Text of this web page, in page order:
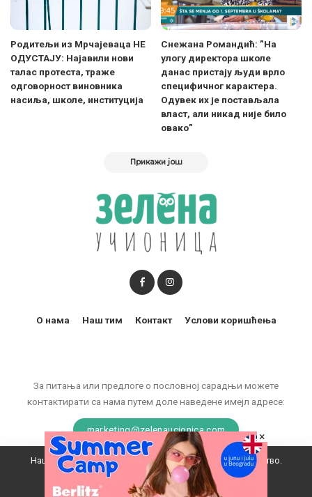
Родитељи из Мрчајеваца НЕ
ОДУСТАЈУ: Најавили нови
талас протеста, траже
одговорност виновника
насиља, школе, институција
Снежана Романдић: ”На
улогу директора школе
данас пристају људи врло
специфичног карактера.
Одувек их је постављала
власт, али никад није било
овако”
Прикажи још
За питања или предлоге о пословној сарадњи можете
контактирати са нама путем доле наведене имејл адресе:
marketing@zelenaucionica.com
О нама Наш тим Контакт Услови коришћења
© 2011-2024 Copyright by Zelena učionica. All Rights reserved.
Наш вебсајт користи колачиће да побољша ваше искуство.
Прихватам
×